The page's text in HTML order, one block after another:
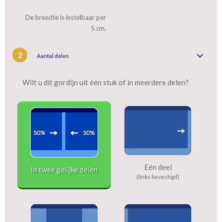
De breedte is instelbaar per
5 cm.
2 Aantal delen
Wilt u dit gordijn uit één stuk of in meerdere delen?
In twee gelijke delen Eén deel
(links bevestigd)